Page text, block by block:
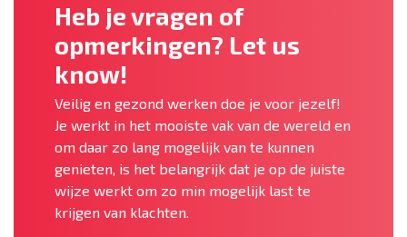
Heb je vragen of
opmerkingen? Let us
know!
Veilig en gezond werken doe je voor jezelf!
Je werkt in het mooiste vak van de wereld en
om daar zo lang mogelijk van te kunnen
genieten, is het belangrijk dat je op de juiste
wijze werkt om zo min mogelijk last te
krijgen van klachten.